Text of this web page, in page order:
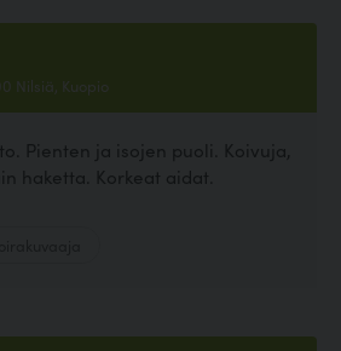
Nilsiä, Kuopio
Pienten ja isojen puoli. Koivuja,
haketta. Korkeat aidat.